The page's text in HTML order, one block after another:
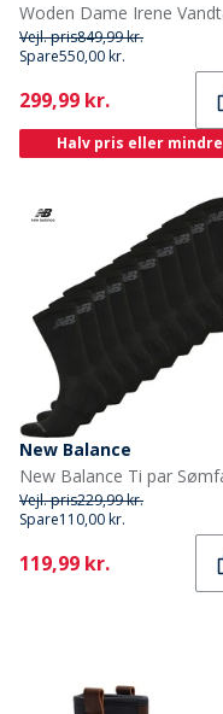
Vejl. pris849,99 kr.
Spare550,00 kr.
Current
299,99 kr.
Halv pris eller mindre
New Balance
Vejl. pris229,99 kr.
Spare110,00 kr.
Current
119,99 kr.